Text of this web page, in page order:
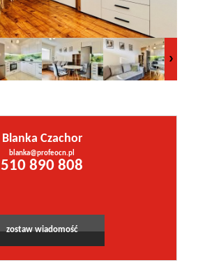
PROMOCJE
Blanka Czachor
blanka@profeocn.pl
510 890 808
zostaw wiadomość